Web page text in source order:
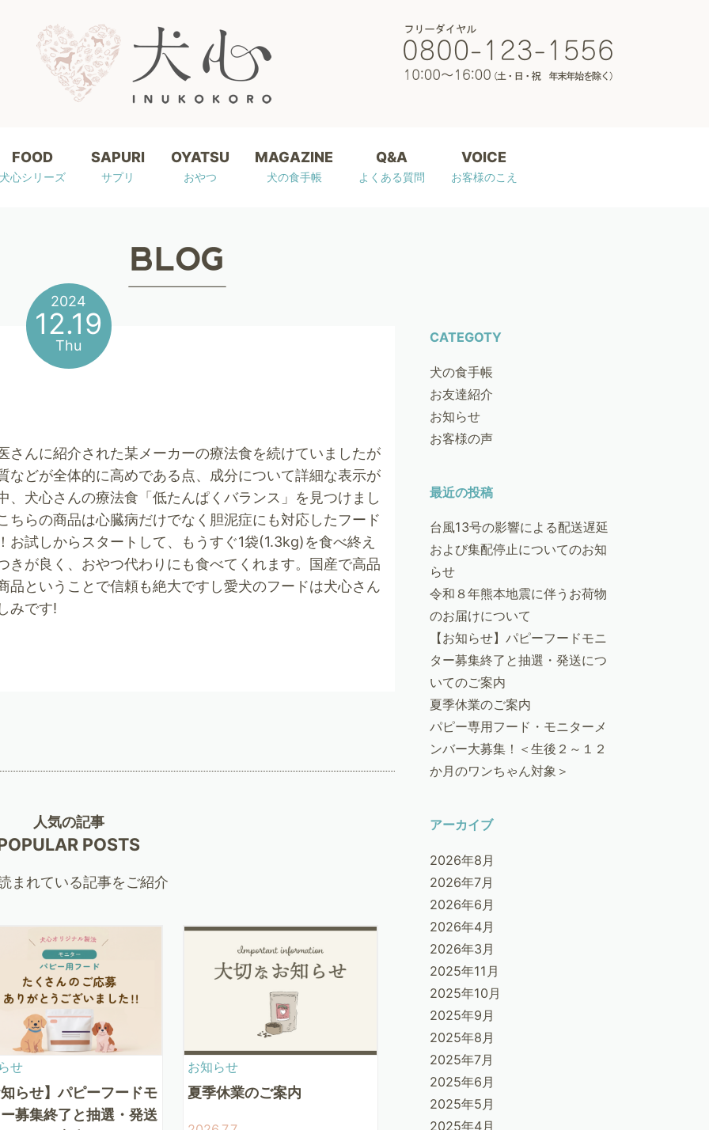
FOOD
心シリーズ
SAPURI
サプリ
OYATSU
おやつ
MAGAZINE
犬の食手帳
Q&A
よくある質問
VOICE
お客様のこえ
2024
12.19
Thu
さんに紹介された某メーカーの療法食を続けていましたが
などが全体的に高めである点、成分について詳細な表示が
、犬心さんの療法食「低たんぱくバランス」を見つけまし
ちらの商品は心臓病だけでなく胆泥症にも対応したフード
試しからスタートして、もうすぐ1袋(1.3kg)を食べ終え
きが良く、おやつ代わりにも食べてくれます。国産で高品
品ということで信頼も絶大ですし愛犬のフードは犬心さん
みです!
人気の記事
POSTS
まれている記事をご紹介
せ
らせ】パピーフードモ
募集終了と抽選・発送
お知らせ
夏季休業のご案内
CATEGOTY
犬の食手帳
お友達紹介
お知らせ
お客様の声
最近の投稿
台風13号の影響による配送遅延
および集配停止についてのお知
らせ
令和８年熊本地震に伴うお荷物
のお届けについて
【お知らせ】パピーフードモニ
ター募集終了と抽選・発送につ
いてのご案内
夏季休業のご案内
パピー専用フード・モニターメ
ンバー大募集！＜生後２～１２
か月のワンちゃん対象＞
アーカイブ
2026年8月
2026年7月
2026年6月
2026年4月
2026年3月
2025年11月
2025年10月
2025年9月
2025年8月
2025年7月
2025年6月
2025年5月
2025年4月